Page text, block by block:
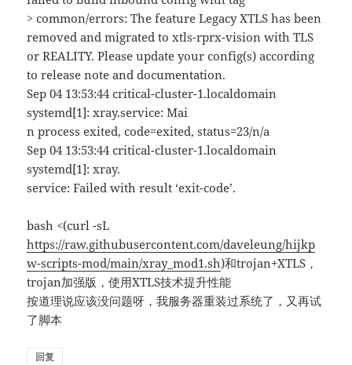
> common/errors: The feature Legacy XTLS has been
removed and migrated to xtls-rprx-vision with TLS
or REALITY. Please update your config(s) according
to release note and documentation.
Sep 04 13:53:44 critical-cluster-1.localdomain
systemd[1]: xray.service: Mai
n process exited, code=exited, status=23/n/a
Sep 04 13:53:44 critical-cluster-1.localdomain
systemd[1]: xray.
service: Failed with result ‘exit-code’.
bash <(curl -sL
https://raw.githubusercontent.com/daveleung/hijkp
w-scripts-mod/main/xray_mod1.sh)和trojan+XTLS，
trojan加强版，使用XTLS技术提升性能
按道理说应该没问题呀，我服务器重装过系统了，又再试
了脚本
回复